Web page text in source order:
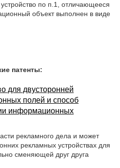
по п.1, отличающееся
объект выполнен в виде
патенты:
для двусторонней
полей и способ
информационных
рекламного дела и может
рекламных устройствах для
сменяющей друг друга